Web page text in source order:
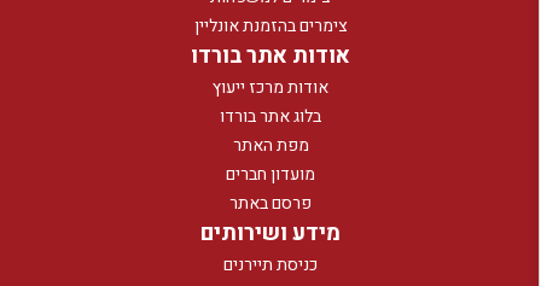
צימרים בהזמנת אונליין
אודות אתר בורדו
אודות מרכז ייעוץ
בלוג אתר בורדו
מפת האתר
מועדון חברים
פרסם באתר
מידע ושירותים
כניסת תיירנים